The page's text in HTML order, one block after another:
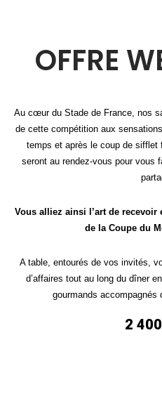
OFFRE
Au cœur du Stade de France, nos
de cette compétition aux
temps et après le coup de
seront au rendez-vous pour vous
Vous alliez ainsi l’art de
de la Coupe du
A table, entourés de vos invités,
d’affaires tout au long du dîner
gourmands accompagnés
2